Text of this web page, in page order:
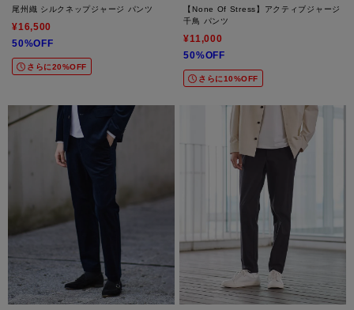
尾州織 シルクネップジャージ パンツ
¥16,500
50%OFF
さらに20%OFF
【None Of Stress】アクティブジャージ
千鳥 パンツ
¥11,000
50%OFF
さらに10%OFF